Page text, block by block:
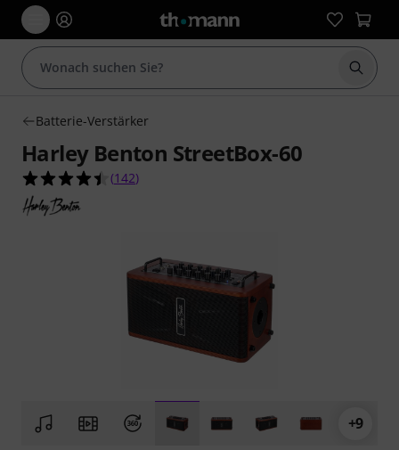
Suche
Batterie-Verstärker
Harley Benton StreetBox-60
4.4 von 5 Sternen aus 142 Kundenbewertungen
(142)
+9